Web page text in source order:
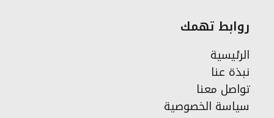
روابط تهمك
الرئيسية
نبذة عنا
تواصل معنا
سياسة الخصوصية